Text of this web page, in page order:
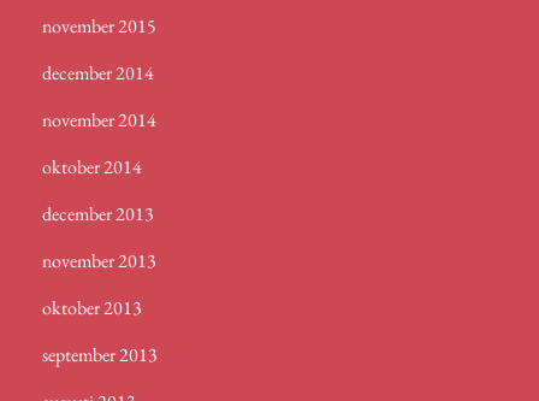
november 2015
december 2014
november 2014
oktober 2014
december 2013
november 2013
oktober 2013
september 2013